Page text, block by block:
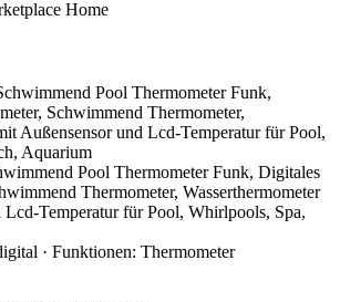
Pool Thermometer Funk, Digitales
Thermometer, Wasserthermometer
Lcd-Temperatur für Pool, Whirlpools, Spa,
· Funktionen: Thermometer